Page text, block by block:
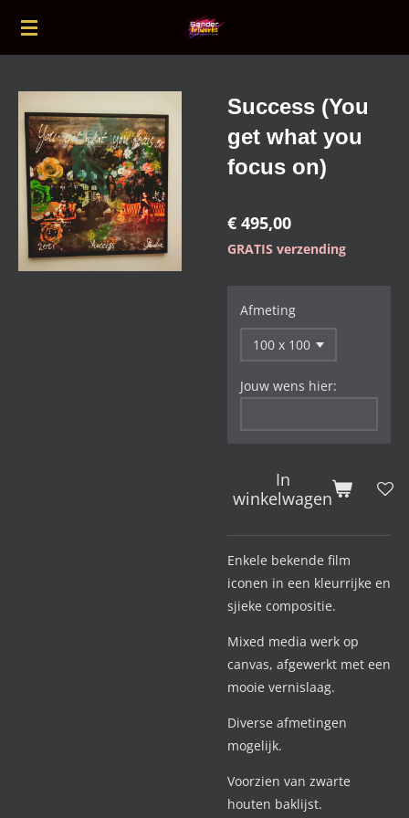
Ga
hoofdinhoud
Success (You
get what you
focus on)
€ 495,00
GRATIS verzending
Afmeting
Jouw wens hier:
In
winkelwagen
Enkele bekende film
iconen in een kleurrijke en
sjieke compositie.
Mixed media werk op
canvas, afgewerkt met een
mooie vernislaag.
Diverse afmetingen
mogelijk.
Voorzien van zwarte
houten baklijst.